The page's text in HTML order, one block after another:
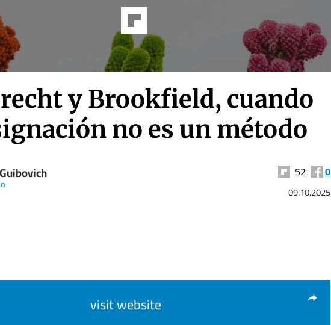
y Brookfield, cuando
no es un método
52 0
09.10.2025
visit website